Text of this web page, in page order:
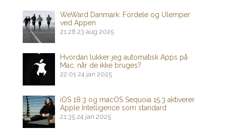
WeWard Danmark: Fordele og Ulemper
ved Appen
21:28 23 aug 2025
Hvordan lukker jeg automatisk Apps på
Mac, når de ikke bruges?
22:01 24 jan 2025
iOS 18.3 og macOS Sequoia 15.3 aktiverer
Apple Intelligence som standard
21:35 24 jan 2025